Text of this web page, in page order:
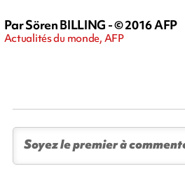
Par Sören BILLING - © 2016 AFP
Actualités du monde, AFP